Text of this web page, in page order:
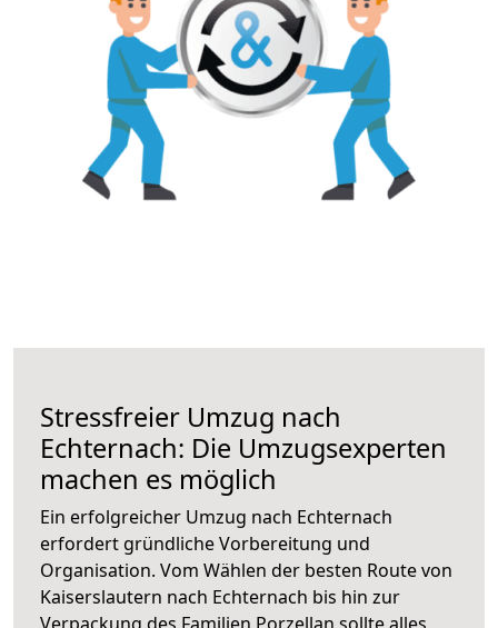
Stressfreier Umzug nach
Echternach: Die Umzugsexperten
machen es möglich
Ein erfolgreicher Umzug nach Echternach
erfordert gründliche Vorbereitung und
Organisation. Vom Wählen der besten Route von
Kaiserslautern nach Echternach bis hin zur